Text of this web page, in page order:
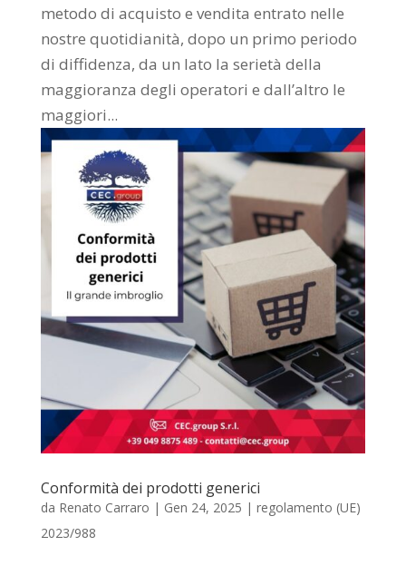
metodo di acquisto e vendita entrato nelle
nostre quotidianità, dopo un primo periodo
di diffidenza, da un lato la serietà della
maggioranza degli operatori e dall’altro le
maggiori...
Conformità dei prodotti generici
da Renato Carraro | Gen 24, 2025 | regolamento (UE)
2023/988